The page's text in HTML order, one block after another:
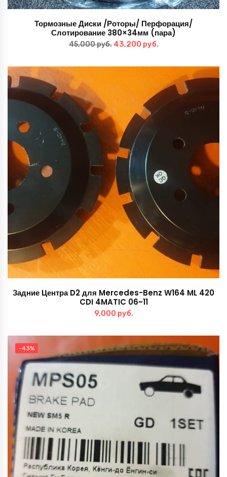
Тормозные Диски /Роторы/ Перфорация/
Слотирование 380×34мм (пара)
45,000руб. Первоначальная
43,200 руб.Текущая
43,200 руб..
Задние Центра D2 для Mercedes-Benz W164 ML 420
CDI 4MATIC 06~11
9,000 руб.
-43%